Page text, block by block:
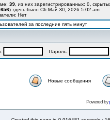
39 , из них зарегистрированных: 0,
) здесь было Сб Май 30, 2026 5:02 am
Нет
за последние пять минут
Пароль:
Новые сообщения
Powered by